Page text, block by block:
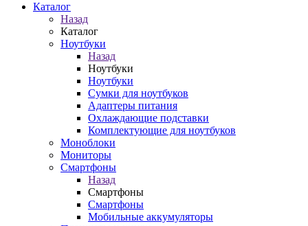
Каталог
Назад
Каталог
Ноутбуки
Назад
Ноутбуки
Ноутбуки
Сумки для ноутбуков
Адаптеры питания
Охлаждающие подставки
Комплектующие для ноутбуков
Моноблоки
Мониторы
Смартфоны
Назад
Смартфоны
Смартфоны
Мобильные аккумуляторы